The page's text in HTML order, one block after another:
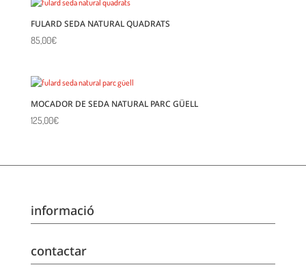
FULARD SEDA NATURAL QUADRATS
85,00€
MOCADOR DE SEDA NATURAL PARC GÜELL
125,00€
informació
contactar